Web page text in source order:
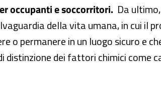
occupanti e soccorritori. Da
della vita umana, in cui il
o permanere in un luogo sicuro e
dei fattori chimici come